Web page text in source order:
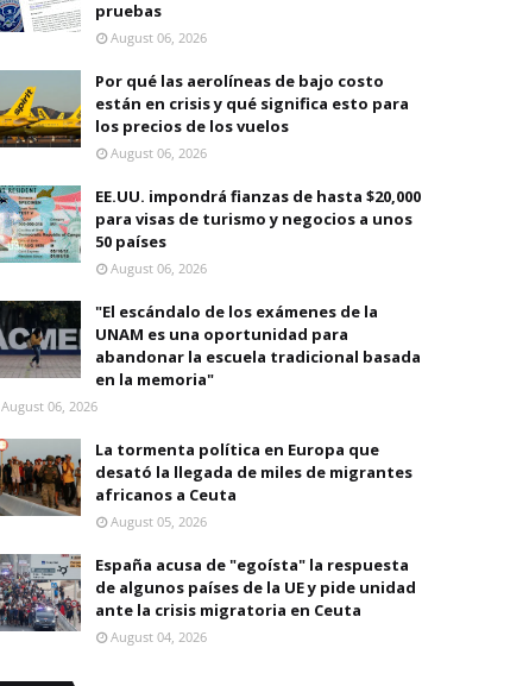
pruebas
August 06, 2026
Por qué las aerolíneas de bajo costo
están en crisis y qué significa esto para
los precios de los vuelos
August 06, 2026
EE.UU. impondrá fianzas de hasta $20,000
para visas de turismo y negocios a unos
50 países
August 06, 2026
"El escándalo de los exámenes de la
UNAM es una oportunidad para
abandonar la escuela tradicional basada
en la memoria"
August 06, 2026
La tormenta política en Europa que
desató la llegada de miles de migrantes
africanos a Ceuta
August 05, 2026
España acusa de "egoísta" la respuesta
de algunos países de la UE y pide unidad
ante la crisis migratoria en Ceuta
August 04, 2026